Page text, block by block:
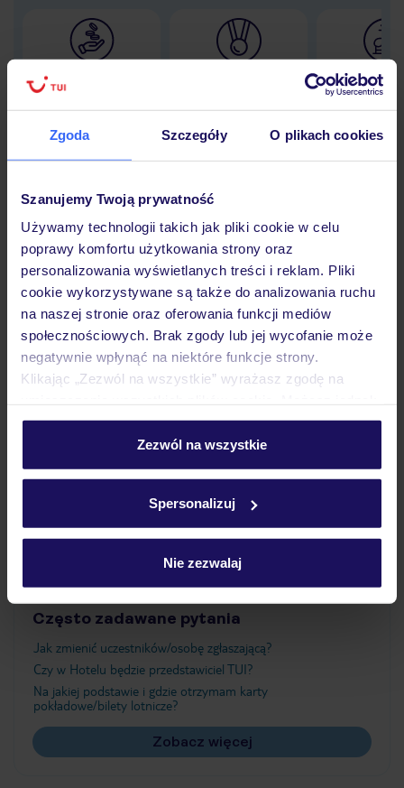
Zgoda Szczegóły O plikach cookies
Szanujemy Twoją prywatność
Używamy technologii takich jak pliki cookie w celu
poprawy komfortu użytkowania strony oraz
personalizowania wyświetlanych treści i reklam. Pliki
cookie wykorzystywane są także do analizowania ruchu
na naszej stronie oraz oferowania funkcji mediów
społecznościowych. Brak zgody lub jej wycofanie może
negatywnie wpłynąć na niektóre funkcje strony.
Klikając „Zezwól na wszystkie” wyrażasz zgodę na
personalizować swój wybór wchodząc w zakładkę
Szczegółowe informacje o plikach cookie znajdziesz
Zezwól na wszystkie
Spersonalizuj
Nie zezwalaj
30 lat w
Hotel
Opinie
Pokoje
Atrakcje
Ważne informacje
Często zadawane pytania
Jak zmienić uczestników/osobę zgłaszającą?
Czy w Hotelu będzie przedstawiciel TUI?
Na jakiej podstawie i gdzie otrzymam karty
pokładowe/bilety lotnicze?
Zobacz więcej